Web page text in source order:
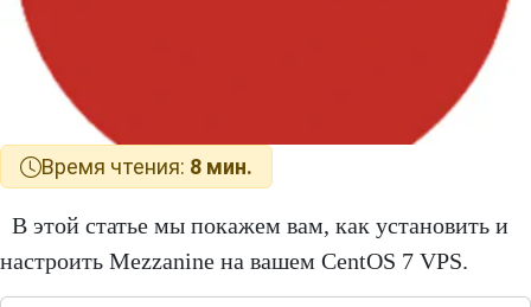
Время чтения: 8 мин.
В этой статье мы покажем вам, как установить и
настроить Mezzanine на вашем CentOS 7 VPS.